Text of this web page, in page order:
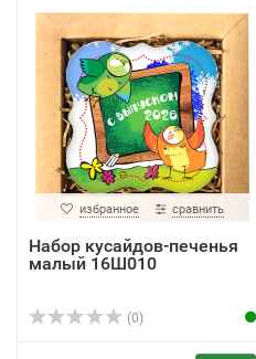
избранное сравнить
Набор кусайдов-печенья
малый 16Ш010
(0)